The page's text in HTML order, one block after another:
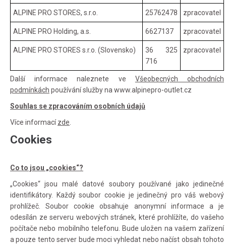
ALPINE PRO STORES, s.r.o. 25762478 zpracovatel
ALPINE PRO Holding, a.s. 6627137 zpracovatel
ALPINE PRO STORES s.r.o. (Slovensko)
36 325
716
zpracovatel
Další informace naleznete ve Všeobecných obchodních
podmínkách používání služby na www.alpinepro-outlet.cz
Souhlas se zpracováním osobních údajů
Více informacízde
Cookies
Co to jsou „cookies“?
„Cookies“ jsou malé datové soubory používané jako jedinečné
identifikátory. Každý soubor cookie je jedinečný pro váš webový
prohlížeč. Soubor cookie obsahuje anonymní informace a je
odesílán ze serveru webových stránek, které prohlížíte, do vašeho
počítače nebo mobilního telefonu. Bude uložen na vašem zařízení
a pouze tento server bude moci vyhledat nebo načíst obsah tohoto